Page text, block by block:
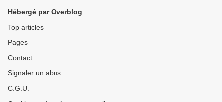
Hébergé par Overblog
Top articles
Pages
Contact
Signaler un abus
C.G.U.